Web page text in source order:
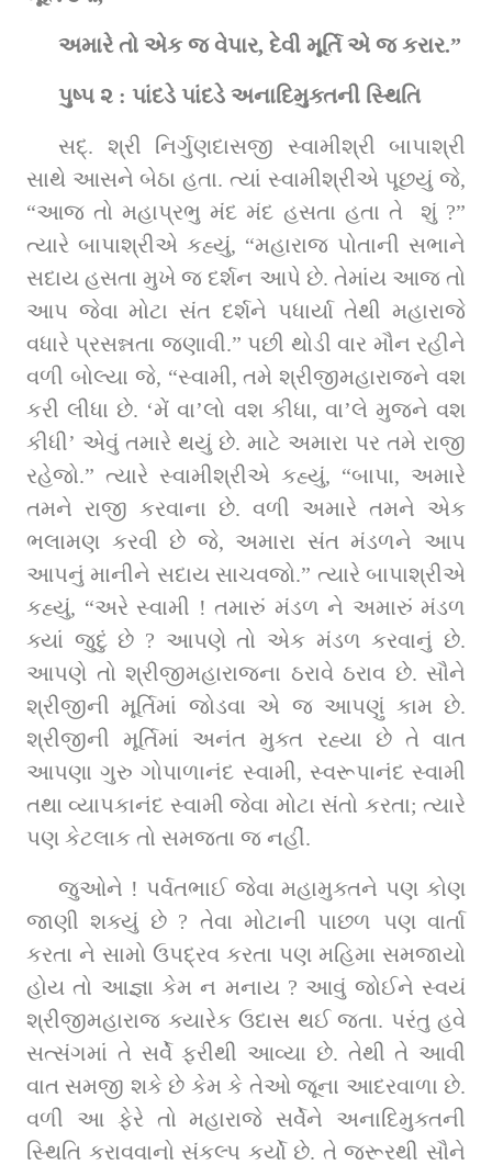
અમારે તો એક જ વેપાર, દેવી મૂર્તિ એ જ કરાર.”
પુષ્પ ૨ : પાંદડે પાંદડે અનાદિમુક્તની સ્થિતિ
સદ્‌. શ્રી નિર્ગુણદાસજી સ્વામીશ્રી બાપાશ્રી
સાથે આસને બેઠા હતા. ત્યાં સ્વામીશ્રીએ પૂછયું જે,
“આજ તો મહાપ્રભુ મંદ મંદ હસતા હતા તે  શું ?”
ત્યારે બાપાશ્રીએ કહ્યું, “મહારાજ પોતાની સભાને
સદાય હસતા મુખે જ દર્શન આપે છે. તેમાંય આજ તો
આપ જેવા મોટા સંત દર્શને પધાર્યા તેથી મહારાજે
વધારે પ્રસન્નતા જણાવી.” પછી થોડી વાર મૌન રહીને
વળી બોલ્યા જે, “સ્વામી, તમે શ્રીજીમહારાજને વશ
કરી લીધા છે. ‘મેં વા’લો વશ કીધા, વા’લે મુજને વશ
કીધી’ એવું તમારે થયું છે. માટે અમારા પર તમે રાજી
રહેજો.” ત્યારે સ્વામીશ્રીએ કહ્યું, “બાપા, અમારે
તમને રાજી કરવાના છે. વળી અમારે તમને એક
ભલામણ કરવી છે જે, અમારા સંત મંડળને આપ
આપનું માનીને સદાય સાચવજો.” ત્યારે બાપાશ્રીએ
કહ્યું, “અરે સ્વામી ! તમારું મંડળ ને અમારું મંડળ
ક્યાં જુદું છે ? આપણે તો એક મંડળ કરવાનું છે.
આપણે તો શ્રીજીમહારાજના ઠરાવે ઠરાવ છે. સૌને
શ્રીજીની મૂર્તિમાં જોડવા એ જ આપણું કામ છે.
શ્રીજીની મૂર્તિમાં અનંત મુક્ત રહ્યા છે તે વાત
આપણા ગુરુ ગોપાળાનંદ સ્વામી, સ્વરૂપાનંદ સ્વામી
તથા વ્યાપકાનંદ સ્વામી જેવા મોટા સંતો કરતા; ત્યારે
પણ કેટલાક તો સમજતા જ નહીં.
જુઓને ! પર્વતભાઈ જેવા મહામુક્તને પણ કોણ
જાણી શક્યું છે ? તેવા મોટાની પાછળ પણ વાર્તા
કરતા ને સામો ઉપદ્રવ કરતા પણ મહિમા સમજાયો
હોય તો આજ્ઞા કેમ ન મનાય ? આવું જોઈને સ્વયં
શ્રીજીમહારાજ ક્યારેક ઉદાસ થઈ જતા. પરંતુ હવે
સત્સંગમાં તે સર્વે ફરીથી આવ્યા છે. તેથી તે આવી
વાત સમજી શકે છે કેમ કે તેઓ જૂના આદરવાળા છે.
વળી આ ફેરે તો મહારાજે સર્વેને અનાદિમુક્તની
સ્થિતિ કરાવવાનો સંકલ્પ કર્યો છે. તે જરૂરથી સૌને